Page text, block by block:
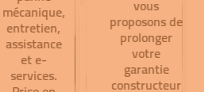
mécanique,
entretien,
assistance
et e-
services.
vous
proposons de
prolonger
votre
garantie
constructeur